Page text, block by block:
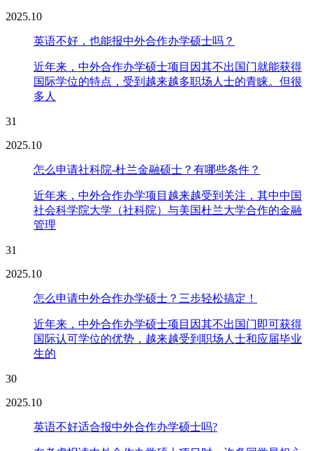
2025.10
英语不好，也能报中外合作办学硕士吗？
近年来，中外合作办学硕士项目因其不出国门就能获得
国际学位的特点，受到越来越多职场人士的青睐。但很
多人
31
2025.10
怎么申请社科院-杜兰金融硕士？有哪些条件？
近年来，中外合作办学项目越来越受到关注，其中中国
社会科学院大学（社科院）与美国杜兰大学合作的金融
管理
31
2025.10
怎么申请中外合作办学硕士？三步轻松搞定！
近年来，中外合作办学硕士项目因其不出国门即可获得
国际认可学位的优势，越来越受到职场人士和应届毕业
生的
30
2025.10
英语不好适合报中外合作办学硕士吗?